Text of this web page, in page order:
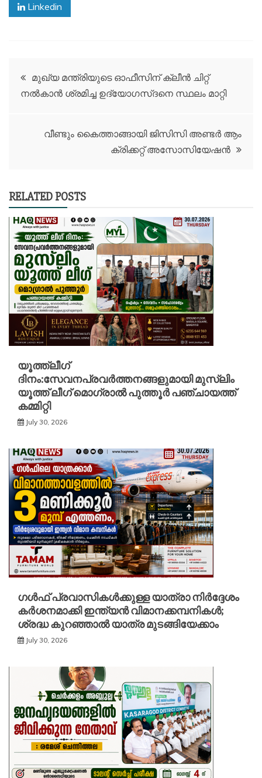
Linkedin
Post
navigation
മുഖ്യ മന്ത്രിയുടെ ഓഫീസിന് ക്ലീൻ ചിറ്റ്
നൽകാൻ ശ്രമിച്ച ഉദ്യോഗസ്ദനെ സ്ഥലം മാറ്റി
വീണ്ടും കൈത്താങ്ങായി ജിസിസി അണ്ടർ ആം
ക്രിക്കറ്റ് അസോസിയേഷൻ
RELATED POSTS
യൂത്ത്ലീഗ്
ദിനം:സേവനപ്രവർത്തനങ്ങളുമായി മുസ്ലിം
യൂത്ത് ലീഗ് മൊഗ്രാൽ പുത്തൂർ പഞ്ചായത്ത്
കമ്മിറ്റി
July 30, 2026
ഗൾഫ് പ്രവാസികൾക്കുള്ള യാത്രാ നിർദ്ദേശം
കർശനമാക്കി ഇന്ത്യൻ വിമാനക്കമ്പനികൾ;
ശ്രദ്ധ കുറഞ്ഞാൽ യാത്ര മുടങ്ങിയേക്കാം
July 30, 2026